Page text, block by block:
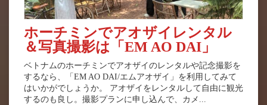
ホーチミンでアオザイレンタル
＆写真撮影は「EM AO DAI」
ベトナムのホーチミンでアオザイのレンタルや記念撮影を
するなら、「EM AO DAI/エムアオザイ」を利用してみて
はいかがでしょうか。 アオザイをレンタルして自由に観光
するのも良し。撮影プランに申し込んで、カメ...